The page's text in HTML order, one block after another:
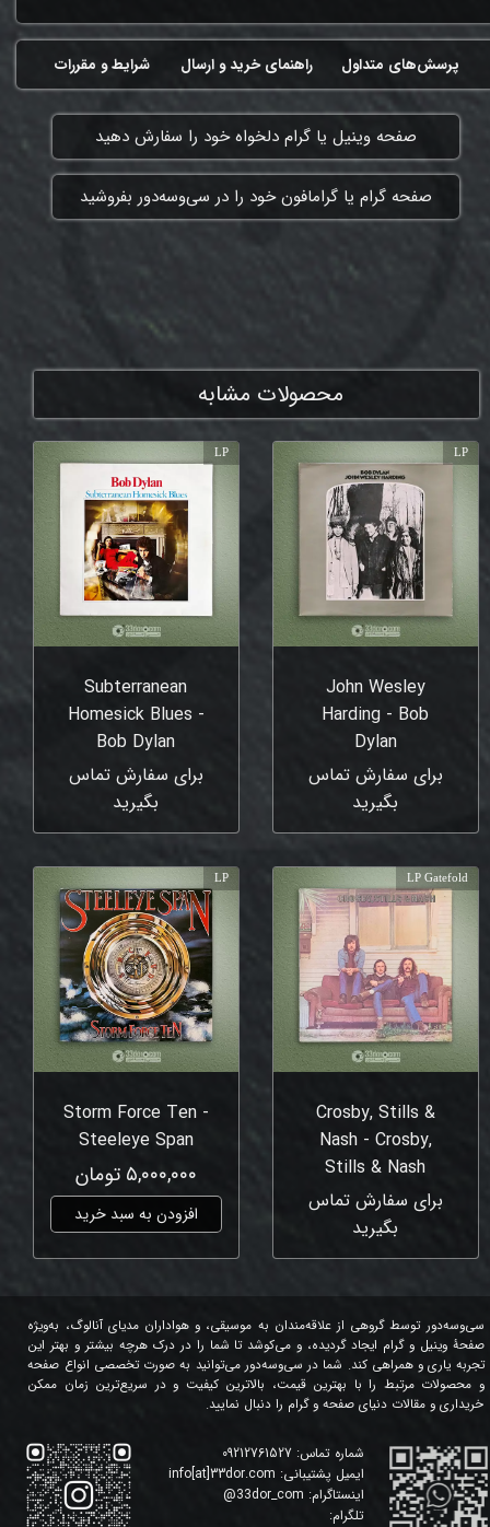
شرایط و مقررات راهنمای خرید و ارسال پرسش‌های متداول
​صفحه وینیل یا گرام دلخواه خود را سفارش دهید
​صفحه گرام یا گرامافون خود را در سی‌وسه‌دور بفروشید
محصولات مشابه
John Wesley
Harding - Bob
Dylan
برای سفارش تماس
بگیرید
LP
Subterranean
Homesick Blues -
Bob Dylan
برای سفارش تماس
بگیرید
LP
Crosby, Stills &
Nash - Crosby,
Stills & Nash
برای سفارش تماس
بگیرید
LP Gatefold
Storm Force Ten -
Steeleye Span
۵,۰۰۰,۰۰۰ تومان
افزودن به سبد خرید
LP
شماره تماس:
ایمیل پشتیبانی: info[at]33dor.com
اینستاگرام: 33dor_com
@
تلگرام:
سی‌وسه‌دور توسط گروهی از علاقه‌مندان به موسیقی، و هواداران مدیای آنالوگ، به‌ویژه
صفحۀ وینیل و گرام ایجاد گردیده، و می‌کوشد تا شما را در درک هرچه بیشتر و بهتر این
تجربه یاری و همراهی کند. شما در سی‌وسه‌دور می‌توانید به صورت تخصصی انواع صفحه
و محصولات مرتبط را با بهترین قیمت، بالاترین کیفیت و در سریع‌ترین زمان ممکن
خریداری و مقالات دنیای صفحه و گرام را دنبال نمایید.